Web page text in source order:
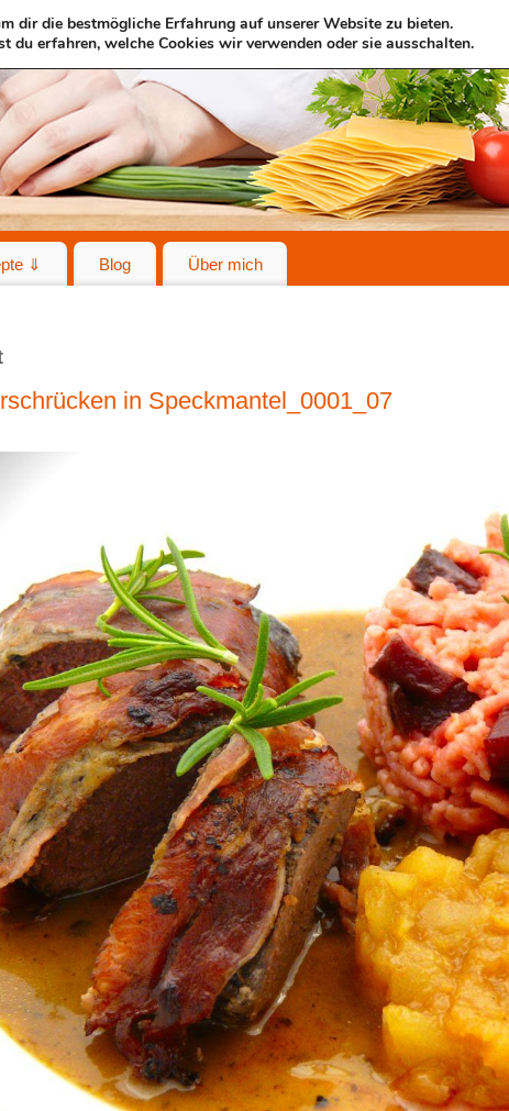
⇓ Blog Über mich
in Speckmantel_0001_07
dir die bestmögliche Erfahrung auf unserer Website zu bieten.
du erfahren, welche Cookies wir verwenden oder sie ausschalten.